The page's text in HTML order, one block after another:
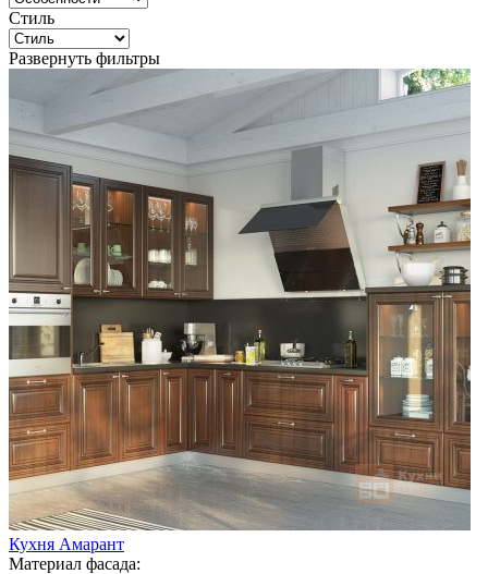
Стиль
Развернуть фильтры
Кухня Амарант
Материал фасада: